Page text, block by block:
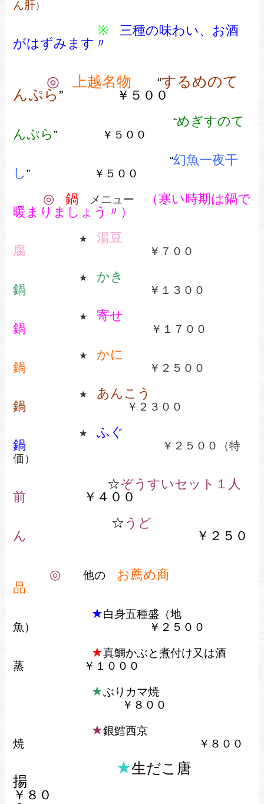
ん肝）
※
三種の味わい、お酒
がはずみます〃
◎ 上越名物 “するめのて
んぷら ” ￥５００
“めぎすのて
んぷら” ￥５００
“幻魚一夜干
し” ￥５００
◎ 鍋 メニュー
（寒い時期は鍋で
暖まりましょう〃）
★ 湯豆
腐 ￥７００
★ かき
鍋 ￥１３００
★ 寄せ
鍋
￥１７００
★ かに
鍋 ￥２５００
★ あんこう
鍋 ￥２３００
★ ふぐ
鍋
￥２５００（特
価）
☆ぞうすいセット１人
前
￥４００
☆ うど
ん
￥２５０
◎ 他の お薦め商
品
★白身五種盛（地
魚）
￥２５００
★真鯛かぶと煮付け又は酒
蒸
￥１０００
★ぶりカマ焼
￥８００
★銀鱈西京
焼
￥８００
★生だこ唐
揚
￥８０